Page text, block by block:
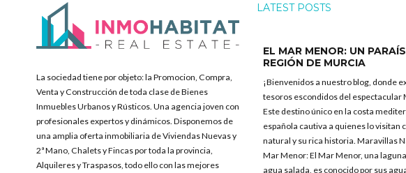
La sociedad tiene por objeto: la Promocion, Compra,
Venta y Construcción de toda clase de Bienes
Inmuebles Urbanos y Rústicos. Una agencia joven con
profesionales expertos y dinámicos. Disponemos de
una amplia oferta inmobiliaria de Viviendas Nuevas y
2ª Mano, Chalets y Fincas por toda la provincia,
Alquileres y Traspasos, todo ello con las mejores
LATEST POSTS
EL MAR MENOR: UN
REGIÓN DE MURCIA
¡Bienvenidos a nuestro blog, donde
tesoros escondidos del espectacular
Este destino único en la costa
española cautiva a quienes lo visitan
natural y su rica historia. Maravillas
Mar Menor: El Mar Menor, una
agua salada, es conocido por sus